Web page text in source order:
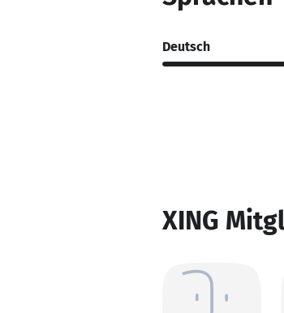
Deutsch
XING